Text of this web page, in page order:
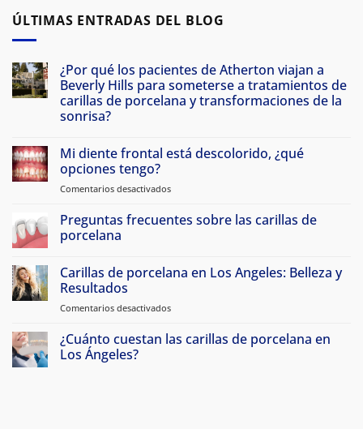
ÚLTIMAS ENTRADAS DEL BLOG
¿Por qué los pacientes de Atherton viajan a
Beverly Hills para someterse a tratamientos de
carillas de porcelana y transformaciones de la
sonrisa?
comentarios
en
Why
Atherton
to
Beverly
Hills
Veneers
&
Smile
Makeovers
Mi diente frontal está descolorido, ¿qué
opciones tengo?
Comentarios desactivados
front
what
Preguntas frecuentes sobre las carillas de
porcelana
comentarios
en
Porcelain
Veneer
Carillas de porcelana en Los Angeles: Belleza y
Resultados
Comentarios desactivados
Veneers
¿Cuánto cuestan las carillas de porcelana en
Los Ángeles?